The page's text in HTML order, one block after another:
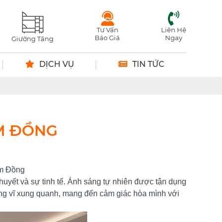
Giường Tầng
Tư Vấn
Báo Giá
Liên Hệ
Ngay
DỊCH VỤ TIN TỨC
ĐỒNG
Đồng
và sự tinh tế. Ánh sáng tự nhiên được tận dụng
vĩ xung quanh, mang đến cảm giác hòa mình với